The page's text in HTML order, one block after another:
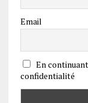
Email
En
confidentialité